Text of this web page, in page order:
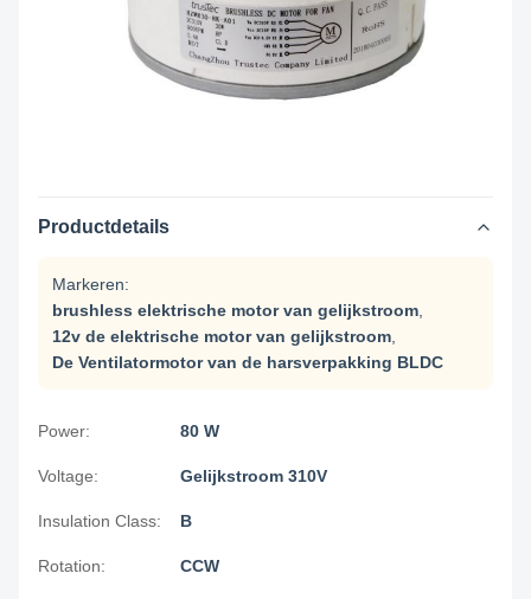
Productdetails
Markeren:
brushless elektrische motor van gelijkstroom
12v de elektrische motor van gelijkstroom
De Ventilatormotor van de harsverpakking BLDC
Power: 80 W
Voltage: Gelijkstroom 310V
Insulation Class: B
Rotation: CCW